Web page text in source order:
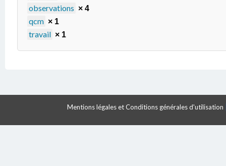
observations × 4
qcm × 1
travail × 1
Mentions légales et Conditions générales d'utilisation